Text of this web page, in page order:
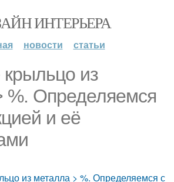
ИНТЕРЬЕРА
новости статьи
из
%. Определяемся
и её
из металла > %. Определяемся с